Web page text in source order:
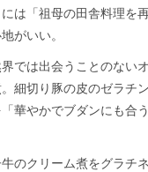
は「祖母の田舎料理を
がいい。
では出会うことのない
細切り豚の皮のゼラチ
華やかでブダンにも合
のクリーム煮をグラチ